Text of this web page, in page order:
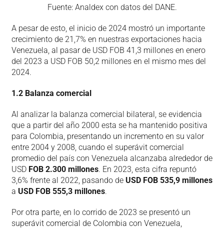
Fuente: Analdex con datos del DANE.
A pesar de esto, el inicio de 2024 mostró un importante
crecimiento de 21,7% en nuestras exportaciones hacia
Venezuela, al pasar de USD FOB 41,3 millones en enero
del 2023 a USD FOB 50,2 millones en el mismo mes del
2024.
1.2 Balanza comercial
Al analizar la balanza comercial bilateral, se evidencia
que a partir del año 2000 esta se ha mantenido positiva
para Colombia, presentando un incremento en su valor
entre 2004 y 2008, cuando el superávit comercial
promedio del país con Venezuela alcanzaba alrededor de
USD FOB 2.300 millones. En 2023, esta cifra repuntó
3,6% frente al 2022, pasando de USD FOB 535,9 millones
a USD FOB 555,3 millones.
Por otra parte, en lo corrido de 2023 se presentó un
superávit comercial de Colombia con Venezuela,